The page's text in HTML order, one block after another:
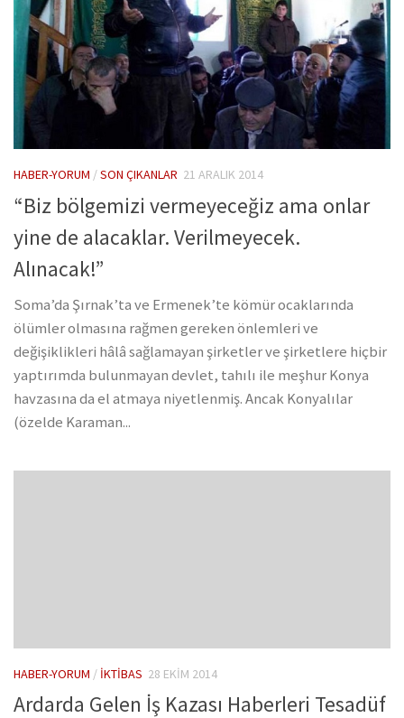
HABER-YORUM /SON ÇIKANLAR 21 ARALIK 2014
“Biz bölgemizi vermeyeceğiz ama onlar
yine de alacaklar. Verilmeyecek.
Alınacak!”
Soma’da Şırnak’ta ve Ermenek’te kömür ocaklarında
ölümler olmasına rağmen gereken önlemleri ve
değişiklikleri hâlâ sağlamayan şirketler ve şirketlere hiçbir
yaptırımda bulunmayan devlet, tahılı ile meşhur Konya
havzasına da el atmaya niyetlenmiş. Ancak Konyalılar
(özelde Karaman...
HABER-YORUM / İKTIBAS 28 EKIM 2014
Ardarda Gelen İş Kazası Haberleri Tesadüf